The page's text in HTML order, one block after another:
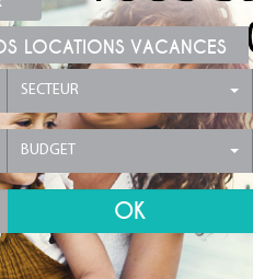
LOCATIONS VACANCES
SECTEUR
BUDGET